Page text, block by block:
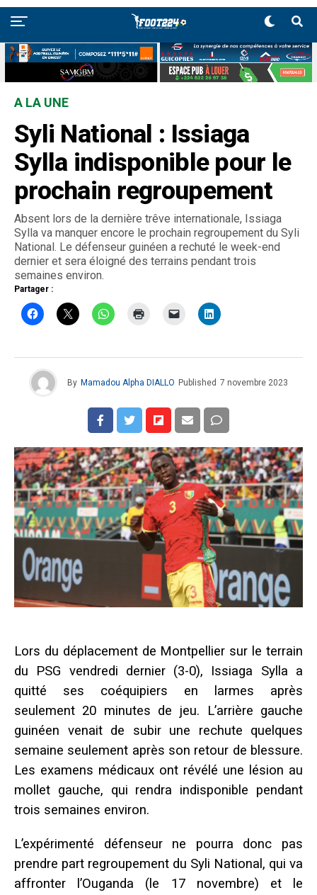
A LA UNE
Syli National : Issiaga
Sylla indisponible pour le
prochain regroupement
Absent lors de la dernière trêve internationale, Issiaga
Sylla va manquer encore le prochain regroupement du Syli
National. Le défenseur guinéen a rechuté le week-end
dernier et sera éloigné des terrains pendant trois
semaines environ.
Partager :
By Mamadou Alpha DIALLO Published 7 novembre 2023
Lors du déplacement de Montpellier sur le terrain
du PSG vendredi dernier (3-0), Issiaga Sylla a
quitté ses coéquipiers en larmes après
seulement 20 minutes de jeu. L’arrière gauche
guinéen venait de subir une rechute quelques
semaine seulement après son retour de blessure.
Les examens médicaux ont révélé une lésion au
mollet gauche, qui rendra indisponible pendant
trois semaines environ.
L’expérimenté défenseur ne pourra donc pas
prendre part regroupement du Syli National, qui va
affronter l’Ouganda (le 17 novembre) et le